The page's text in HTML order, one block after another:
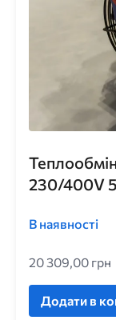
230/400V
В наявності
20 309,00 грн
Додати в